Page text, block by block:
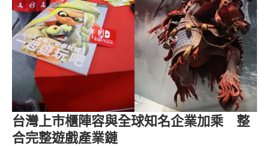
台灣上市櫃陣容與全球知名企業加乘 整
合完整遊戲產業鏈